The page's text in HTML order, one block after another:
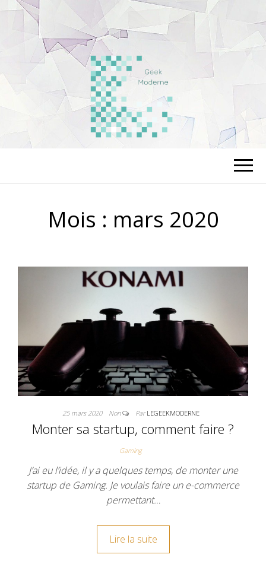
Mois : mars 2020
25 mars 2020 Non ParLEGEEKMODERNE
Monter sa startup, comment faire ?
Gaming
J’ai eu l’idée, il y a quelques temps, de monter une
startup de Gaming. Je voulais faire un e-commerce
permettant…
Lire la suite